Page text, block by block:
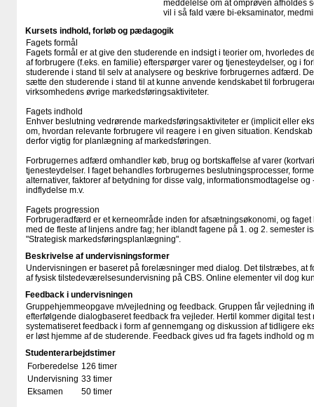
meddelelse om at omprøven afholdes
vil i så fald være bi-eksaminator,
Kursets indhold, forløb og pædagogik
Fagets formål
Fagets formål er at give den studerende en indsigt i teorier om, hvorledes
af forbrugere (f.eks. en familie) efterspørger varer og tjenesteydelser, og i
studerende i stand til selv at analysere og beskrive forbrugernes adfærd.
sætte den studerende i stand til at kunne anvende kendskabet til
virksomhedens øvrige markedsføringsaktiviteter.
Fagets indhold
Enhver beslutning vedrørende markedsføringsaktiviteter er (implicit eller
om, hvordan relevante forbrugere vil reagere i en given situation.
derfor vigtig for planlægning af markedsføringen.
Forbrugernes adfærd omhandler køb, brug og bortskaffelse af varer
tjenesteydelser. I faget behandles forbrugernes beslutningsprocesser,
alternativer, faktorer af betydning for disse valg, informationsmodtagelse
indflydelse m.v.
Fagets progression
Forbrugeradfærd er et kerneområde inden for afsætningsøkonomi, og
med de fleste af linjens andre fag; her iblandt fagene på 1. og 2. semester
"Strategisk markedsføringsplanlægning".
Beskrivelse af undervisningsformer
Undervisningen er baseret på forelæsninger med dialog. Det tilstræbes, at
af fysisk tilstedeværelsesundervisning på CBS. Online elementer vil dog
Feedback i undervisningen
Gruppehjemmeopgave m/vejledning og feedback. Gruppen får vejledning
efterfølgende dialogbaseret feedback fra vejleder. Hertil kommer digital
systematiseret feedback i form af gennemgang og diskussion af tidligere
er løst hjemme af de studerende. Feedback gives ud fra fagets indhold og
Studenterarbejdstimer
Forberedelse 126 timer
Undervisning 33 timer
Eksamen
50 timer